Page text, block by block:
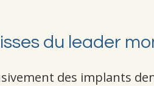
du leader
des implants